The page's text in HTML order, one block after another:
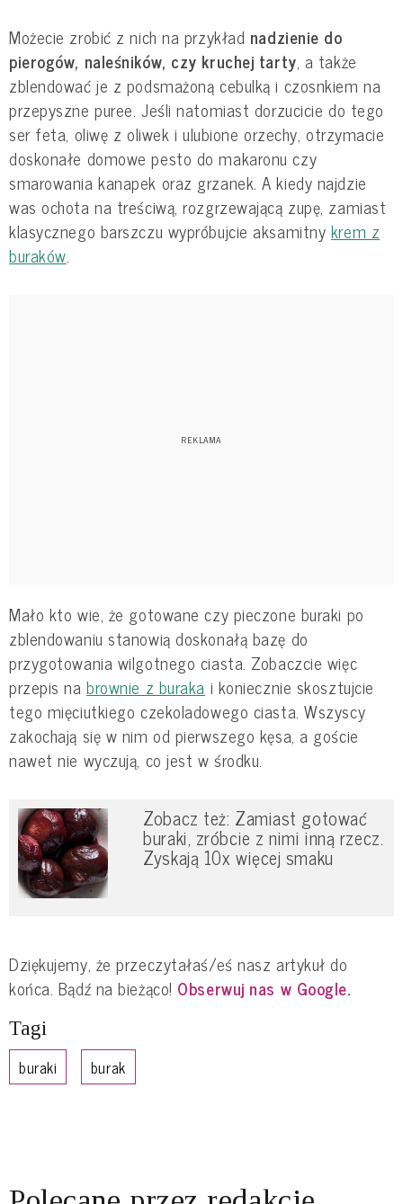
Możecie zrobić z nich na przykład nadzienie do
pierogów, naleśników, czy kruchej tarty, a także
zblendować je z podsmażoną cebulką i czosnkiem na
przepyszne puree. Jeśli natomiast dorzucicie do tego
ser feta, oliwę z oliwek i ulubione orzechy, otrzymacie
doskonałe domowe pesto do makaronu czy
smarowania kanapek oraz grzanek. A kiedy najdzie
was ochota na treściwą, rozgrzewającą zupę, zamiast
klasycznego barszczu wypróbujcie aksamitny krem z
buraków.
Mało kto wie, że gotowane czy pieczone buraki po
zblendowaniu stanowią doskonałą bazę do
przygotowania wilgotnego ciasta. Zobaczcie więc
przepis nabrownie z buraka i koniecznie skosztujcie
tego mięciutkiego czekoladowego ciasta. Wszyscy
zakochają się w nim od pierwszego kęsa, a goście
nawet nie wyczują, co jest w środku.
Zobacz też: Zamiast gotować
buraki, zróbcie z nimi inną rzecz.
Zyskają 10x więcej smaku
Dziękujemy, że przeczytałaś/eś nasz artykuł do
końca. Bądź na bieżąco! Obserwuj nas w Google.
Tagi
buraki burak